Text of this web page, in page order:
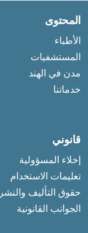
المحتوى
الأطباء
المستشفيات
مدن في الهند
خدماتنا
قانوني
إخلاء المسؤولية
تعليمات الاستخدام
حقوق التأليف والنشر
الجوانب القانونية